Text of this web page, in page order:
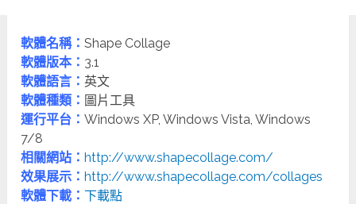
軟體名稱：Shape Collage
軟體版本： 3.1
軟體語言：英文
軟體種類： 圖片工具
運行平台：Windows XP, Windows Vista, Windows
7/8
相關網站：http://www.shapecollage.com/
效果展示：http://www.shapecollage.com/collages
軟體下載：下載點